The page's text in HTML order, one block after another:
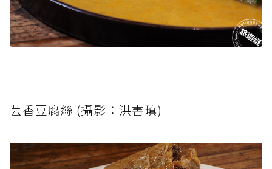
芸香豆腐絲 (攝影：洪書瑱)